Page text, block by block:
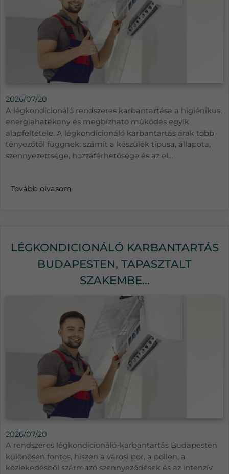
2026/07/20
A légkondicionáló rendszeres karbantartása a higiénikus,
energiahatékony és megbízható működés egyik
alapfeltétele. A légkondicionáló karbantartás árak több
tényezőtől függnek: számít a készülék típusa, állapota,
szennyezettsége, hozzáférhetősége és az el...
Tovább olvasom
LÉGKONDICIONÁLÓ KARBANTARTÁS
BUDAPESTEN, TAPASZTALT
SZAKEMBE...
2026/07/20
A rendszeres légkondicionáló-karbantartás Budapesten
különösen fontos, hiszen a városi por, a pollen, a
közlekedésből származó szennyeződések és az intenzív